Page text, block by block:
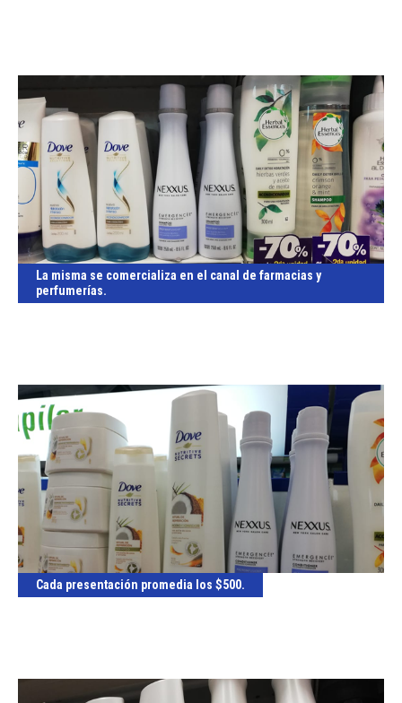
La misma se comercializa en el canal de farmacias y
perfumerías.
Cada presentación promedia los $500.